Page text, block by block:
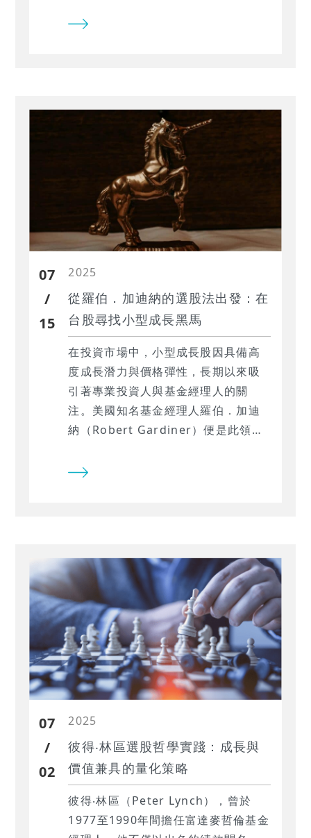
發展出一套以「營收動能與股價強
核心精神，在於鎖定具備高速營收成
長的企業，並要求其股價與成交量同
步展現強勢，反映基本面成長已獲市
場認同。這套方法曾在 1998 年至
1999 年期間成功選中 Netbank，僅
不到一年股價漲幅即超過 700%，奠
定其在動能投資領域的聲望。不同於
價值型投資的低估進場邏輯，瓦森的
方法重視「成長中的企業」，並以數
據為依據進行全程量化操作，是一套
風格明確、進出彈性且強調即時性的
投資系統。
07
/
15
2025
從羅伯．加迪納的選股法出發：在
台股尋找小型成長黑馬
在投資市場中，小型成長股因具備高
度成長潛力與價格彈性，長期以來吸
引著專業投資人與基金經理人的關
注。美國知名基金經理人羅伯．加迪
納（Robert Gardiner）便是此領域
股基金（Wasatch Micro Cap
長能力。
07
/
02
2025
彼得‧林區選股哲學實踐：成長與
價值兼具的量化策略
彼得‧林區（Peter Lynch），曾於
1977至1990年間擔任富達麥哲倫基金